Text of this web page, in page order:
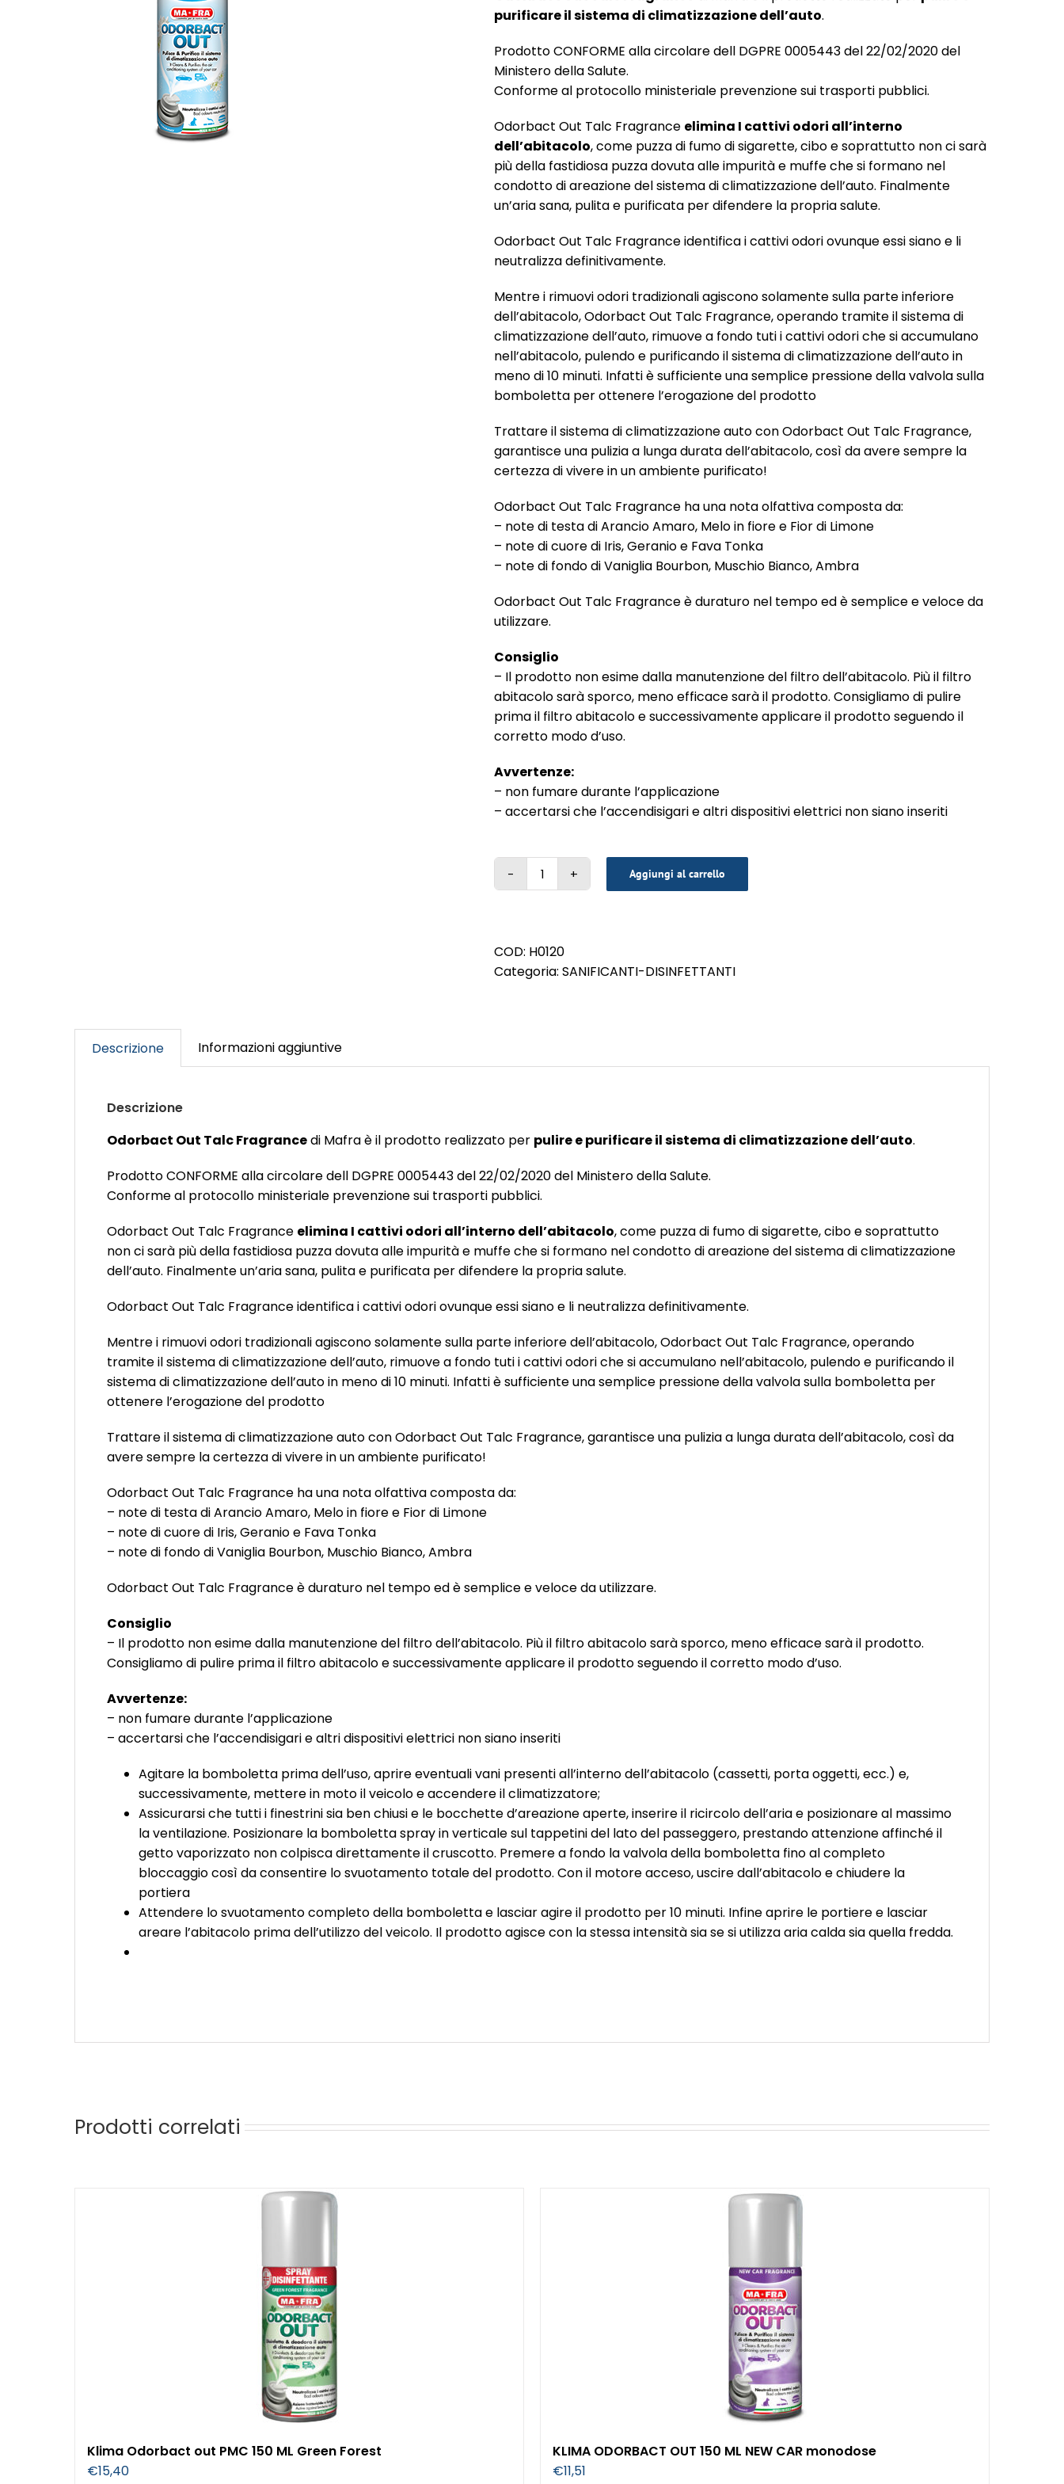
purificare il sistema di climatizzazione dell’auto.
Prodotto CONFORME alla circolare dell DGPRE 0005443 del 22/02/2020 del
Ministero della Salute.
Conforme al protocollo ministeriale prevenzione sui trasporti pubblici.
Odorbact Out Talc Fragrance elimina I cattivi odori all’interno
dell’abitacolo, come puzza di fumo di sigarette, cibo e soprattutto non ci sarà
più della fastidiosa puzza dovuta alle impurità e muffe che si formano nel
condotto di areazione del sistema di climatizzazione dell’auto. Finalmente
un’aria sana, pulita e purificata per difendere la propria salute.
Odorbact Out Talc Fragrance identifica i cattivi odori ovunque essi siano e li
neutralizza definitivamente.
Mentre i rimuovi odori tradizionali agiscono solamente sulla parte inferiore
dell’abitacolo, Odorbact Out Talc Fragrance, operando tramite il sistema di
climatizzazione dell’auto, rimuove a fondo tuti i cattivi odori che si accumulano
nell’abitacolo, pulendo e purificando il sistema di climatizzazione dell’auto in
meno di 10 minuti. Infatti è sufficiente una semplice pressione della valvola sulla
bomboletta per ottenere l’erogazione del prodotto
Trattare il sistema di climatizzazione auto con Odorbact Out Talc Fragrance,
garantisce una pulizia a lunga durata dell’abitacolo, così da avere sempre la
certezza di vivere in un ambiente purificato!
Odorbact Out Talc Fragrance ha una nota olfattiva composta da:
– note di testa di Arancio Amaro, Melo in fiore e Fior di Limone
– note di cuore di Iris, Geranio e Fava Tonka
– note di fondo di Vaniglia Bourbon, Muschio Bianco, Ambra
Odorbact Out Talc Fragrance è duraturo nel tempo ed è semplice e veloce da
utilizzare.
Consiglio
– Il prodotto non esime dalla manutenzione del filtro dell’abitacolo. Più il filtro
abitacolo sarà sporco, meno efficace sarà il prodotto. Consigliamo di pulire
prima il filtro abitacolo e successivamente applicare il prodotto seguendo il
corretto modo d’uso.
Avvertenze:
– non fumare durante l’applicazione
– accertarsi che l’accendisigari e altri dispositivi elettrici non siano inseriti
ODORBACT
TALCO
quantità
Aggiungi al carrello
COD: H0120
Categoria:SANIFICANTI-DISINFETTANTI
Descrizione Informazioni aggiuntive
Descrizione
Odorbact Out Talc Fragrancedi Mafra è il prodotto realizzato per pulire e purificare il sistema di climatizzazione dell’auto.
Prodotto CONFORME alla circolare dell DGPRE 0005443 del 22/02/2020 del Ministero della Salute.
Conforme al protocollo ministeriale prevenzione sui trasporti pubblici.
Odorbact Out Talc Fragrance elimina I cattivi odori all’interno dell’abitacolo, come puzza di fumo di sigarette, cibo e soprattutto
non ci sarà più della fastidiosa puzza dovuta alle impurità e muffe che si formano nel condotto di areazione del sistema di climatizzazione
dell’auto. Finalmente un’aria sana, pulita e purificata per difendere la propria salute.
Odorbact Out Talc Fragrance identifica i cattivi odori ovunque essi siano e li neutralizza definitivamente.
Mentre i rimuovi odori tradizionali agiscono solamente sulla parte inferiore dell’abitacolo, Odorbact Out Talc Fragrance, operando
tramite il sistema di climatizzazione dell’auto, rimuove a fondo tuti i cattivi odori che si accumulano nell’abitacolo, pulendo e purificando il
sistema di climatizzazione dell’auto in meno di 10 minuti. Infatti è sufficiente una semplice pressione della valvola sulla bomboletta per
ottenere l’erogazione del prodotto
Trattare il sistema di climatizzazione auto con Odorbact Out Talc Fragrance, garantisce una pulizia a lunga durata dell’abitacolo, così da
avere sempre la certezza di vivere in un ambiente purificato!
Odorbact Out Talc Fragrance ha una nota olfattiva composta da:
– note di testa di Arancio Amaro, Melo in fiore e Fior di Limone
– note di cuore di Iris, Geranio e Fava Tonka
– note di fondo di Vaniglia Bourbon, Muschio Bianco, Ambra
Odorbact Out Talc Fragrance è duraturo nel tempo ed è semplice e veloce da utilizzare.
Consiglio
– Il prodotto non esime dalla manutenzione del filtro dell’abitacolo. Più il filtro abitacolo sarà sporco, meno efficace sarà il prodotto.
Consigliamo di pulire prima il filtro abitacolo e successivamente applicare il prodotto seguendo il corretto modo d’uso.
Avvertenze:
– non fumare durante l’applicazione
– accertarsi che l’accendisigari e altri dispositivi elettrici non siano inseriti
Agitare la bomboletta prima dell’uso, aprire eventuali vani presenti all’interno dell’abitacolo (cassetti, porta oggetti, ecc.) e,
successivamente, mettere in moto il veicolo e accendere il climatizzatore;
Assicurarsi che tutti i finestrini sia ben chiusi e le bocchette d’areazione aperte, inserire il ricircolo dell’aria e posizionare al massimo
la ventilazione. Posizionare la bomboletta spray in verticale sul tappetini del lato del passeggero, prestando attenzione affinché il
getto vaporizzato non colpisca direttamente il cruscotto. Premere a fondo la valvola della bomboletta fino al completo
bloccaggio così da consentire lo svuotamento totale del prodotto. Con il motore acceso, uscire dall’abitacolo e chiudere la
portiera
Attendere lo svuotamento completo della bomboletta e lasciar agire il prodotto per 10 minuti. Infine aprire le portiere e lasciar
areare l’abitacolo prima dell’utilizzo del veicolo. Il prodotto agisce con la stessa intensità sia se si utilizza aria calda sia quella fredda.
Prodotti correlati
Klima Odorbact out PMC 150 ML Green Forest
€15,40
KLIMA ODORBACT OUT 150 ML NEW CAR monodose
€11,51